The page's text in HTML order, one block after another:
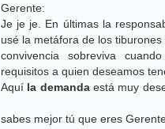
Gerente:
Je je je. En últimas la
usé la metáfora de los
convivencia sobreviva
requisitos a quien deseamos
Aquí la demandaestá muy
sabes mejor tú que eres